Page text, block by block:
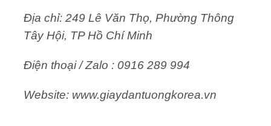
Địa chỉ: 249 Lê Văn Thọ, Phường Thông
Tây Hội, TP Hồ Chí Minh
Điện thoại / Zalo : 0916 289 994
Website: www.giaydantuongkorea.vn